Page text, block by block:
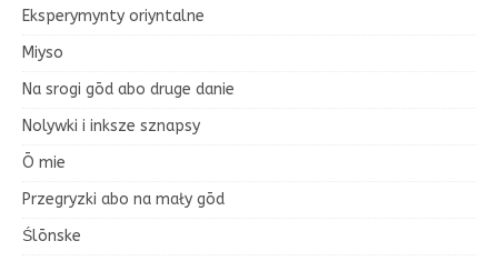
Eksperymynty oriyntalne
Miyso
Na srogi gōd abo druge danie
Nolywki i inksze sznapsy
Ō mie
Przegryzki abo na mały gōd
Ślōnske